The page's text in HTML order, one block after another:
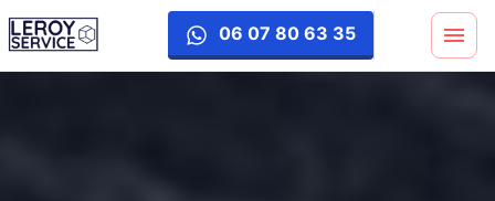
06 07 80 63 35
remplacement-robinetterie